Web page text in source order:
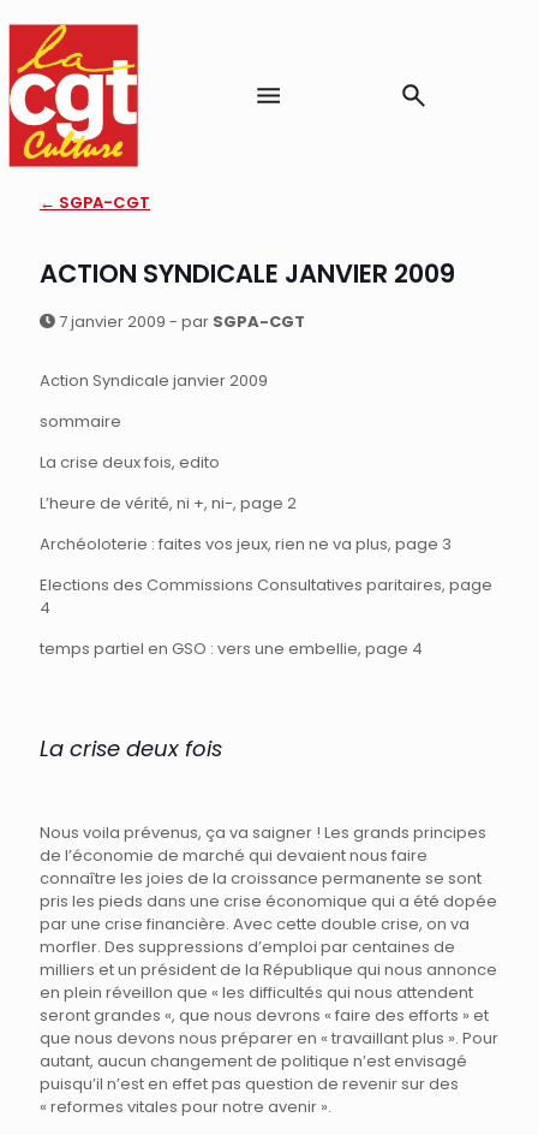
← SGPA-CGT
ACTION SYNDICALE JANVIER 2009
7 janvier 2009 - par SGPA-CGT
Action Syndicale janvier 2009
sommaire
La crise deux fois, edito
L’heure de vérité, ni +, ni-, page 2
Archéoloterie : faites vos jeux, rien ne va plus, page 3
Elections des Commissions Consultatives paritaires, page
4
temps partiel en GSO : vers une embellie, page 4
La crise deux fois
Nous voila prévenus, ça va saigner ! Les grands principes
de l’économie de marché qui devaient nous faire
connaître les joies de la croissance permanente se sont
pris les pieds dans une crise économique qui a été dopée
par une crise financière. Avec cette double crise, on va
morfler. Des suppressions d’emploi par centaines de
milliers et un président de la République qui nous annonce
en plein réveillon que « les difficultés qui nous attendent
seront grandes «, que nous devrons « faire des efforts » et
que nous devons nous préparer en « travaillant plus ». Pour
autant, aucun changement de politique n’est envisagé
puisqu’il n’est en effet pas question de revenir sur des
« reformes vitales pour notre avenir ».